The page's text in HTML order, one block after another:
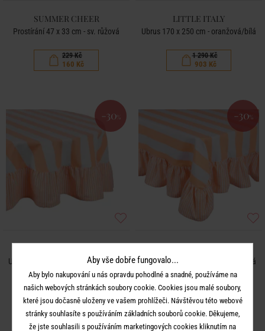
SUMMER CHEER
Prostírání 47 x 33 cm - sv. růžová
229 Kč
160 Kč
LITTLE ITALY
Ubrus 170 x 250 cm - oranžová/bílá
1 290 Kč
903 Kč
-30 %
Ubrus kulatý 180 cm - oranžová/bílá
999 Kč
699 Kč
-30%
Ubrus 170 x 300 cm - oranžová/bílá
1 490 Kč
Aby vše dobře fungovalo...
Aby bylo nakupování u nás opravdu pohodlné a snadné, používáme na
našich webových stránkách soubory cookie. Cookies jsou malé soubory,
které jsou dočasně uloženy ve vašem prohlížeči. Návštěvou této webové
stránky souhlasíte s používáním základních souborů cookie. Děkujeme,
že jste souhlasili s používáním marketingových cookies kliknutím na